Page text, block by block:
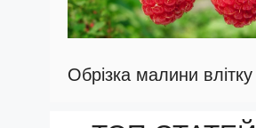
Обрізка малини влітку